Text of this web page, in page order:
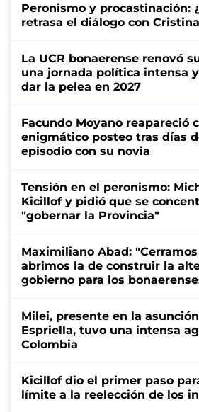
Peronismo y procastinación:
retrasa el diálogo con
La UCR bonaerense renovó
una jornada política intensa
dar la pelea en 2027
Facundo Moyano reapareció
enigmático posteo tras días
episodio con su novia
Tensión en el peronismo:
Kicillof y pidió que se
"gobernar la Provincia"
Maximiliano Abad:
abrimos la de construir la
gobierno para los
Milei, presente en la
Espriella, tuvo una intensa
Colombia
Kicillof dio el primer paso
límite a la reelección de los